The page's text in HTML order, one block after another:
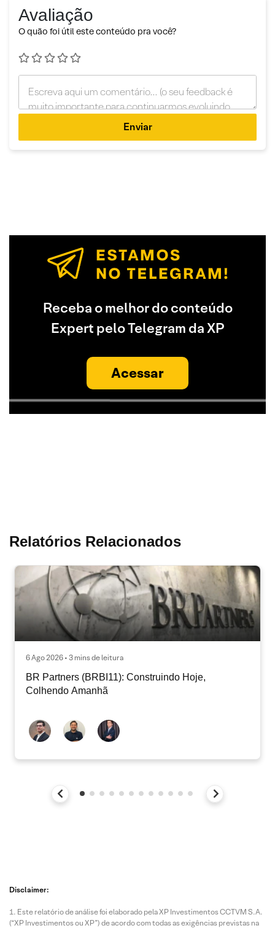
Avaliação
O quão foi útil este conteúdo pra você?
Enviar
Receba o melhor do conteúdo
Expert pelo Telegram da XP
Acessar
Relatórios Relacionados
6 Ago 2026 • 3 mins de leitura
BR Partners (BRBI11): Construindo Hoje,
Colhendo Amanhã
Disclaimer:
Este relatório de análise foi elaborado pela XP Investimentos CCTVM S.A.
(“XP Investimentos ou XP”) de acordo com todas as exigências previstas na